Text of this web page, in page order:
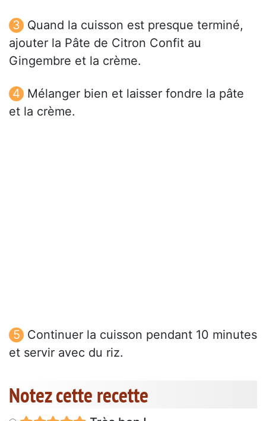
Quand la cuisson est presque terminé,
ajouter la Pâte de Citron Confit au
Gingembre et la crème.
Mélanger bien et laisser fondre la pâte
et la crème.
Continuer la cuisson pendant 10 minutes
et servir avec du riz.
Notez cette recette